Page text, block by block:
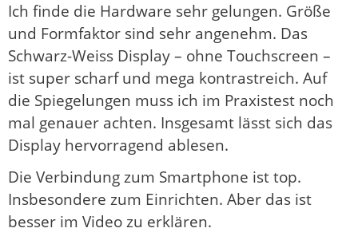
Ich finde die Hardware sehr gelungen. Größe
und Formfaktor sind sehr angenehm. Das
Schwarz-Weiss Display – ohne Touchscreen –
ist super scharf und mega kontrastreich. Auf
die Spiegelungen muss ich im Praxistest noch
mal genauer achten. Insgesamt lässt sich das
Display hervorragend ablesen.
Die Verbindung zum Smartphone ist top.
Insbesondere zum Einrichten. Aber das ist
besser im Video zu erklären.